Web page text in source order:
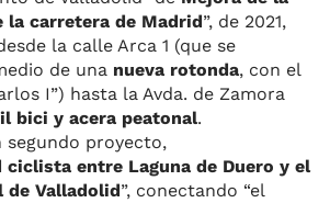
la carretera de Madrid”, de 2021,
la calle Arca 1 (que se
de una nueva rotonda, con el
I”) hasta la Avda. de Zamora
bici y acera peatonal.
proyecto,
ciclista entre Laguna de Duero y el
Valladolid”, conectando “el